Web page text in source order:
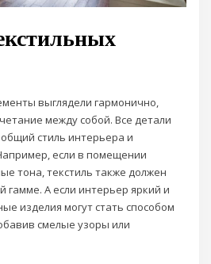
выглядели гармонично,
между собой. Все детали
стиль интерьера и
если в помещении
тона, текстиль также должен
гамме. А если интерьер яркий и
изделия могут стать способом
смелые узоры или